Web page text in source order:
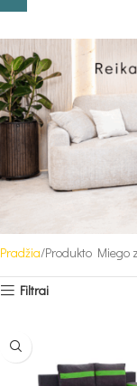
Pradžia Produkto Miego
Filtrai